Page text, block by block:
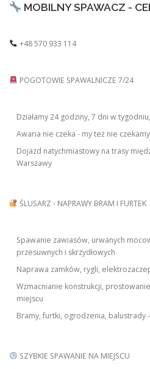
MOBILNY SPAWACZ -
+48 570 933 114
POGOTOWIE SPAWALNICZE 7/24
Działamy 24 godziny, 7 dni w
Awaria nie czeka - my też nie czekamy
Dojazd natychmiastowy na trasy
Warszawy
ŚLUSARZ - NAPRAWY BRAM I FURTEK
Spawanie zawiasów, urwanych
przesuwnych i skrzydłowych
Naprawa zamków, rygli,
Wzmacnianie konstrukcji,
miejscu
Bramy, furtki, ogrodzenia, balustrady
SZYBKIE SPAWANIE NA MIEJSCU